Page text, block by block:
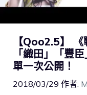
【Qoo2.5】
「織田」「豐
單一次公開！
2018/03/29 作者: